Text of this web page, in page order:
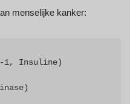
menselijke kanker:
1, Insuline)